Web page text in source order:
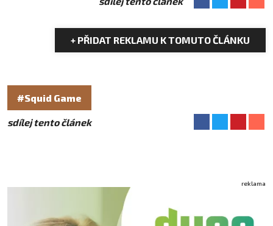
+ PŘIDAT REKLAMU K TOMUTO ČLÁNKU
#Squid Game
sdílej tento článek
reklama